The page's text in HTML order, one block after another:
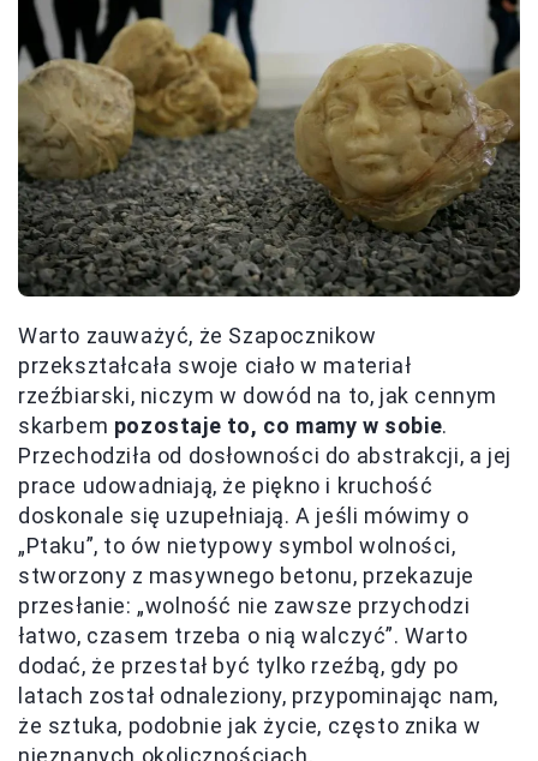
Warto zauważyć, że Szapocznikow
przekształcała swoje ciało w materiał
rzeźbiarski, niczym w dowód na to, jak cennym
skarbem pozostaje to, co mamy w sobie.
Przechodziła od dosłowności do abstrakcji, a jej
prace udowadniają, że piękno i kruchość
doskonale się uzupełniają. A jeśli mówimy o
„Ptaku”, to ów nietypowy symbol wolności,
stworzony z masywnego betonu, przekazuje
przesłanie: „wolność nie zawsze przychodzi
łatwo, czasem trzeba o nią walczyć”. Warto
dodać, że przestał być tylko rzeźbą, gdy po
latach został odnaleziony, przypominając nam,
że sztuka, podobnie jak życie, często znika w